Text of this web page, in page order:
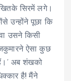
सिरमें लगे।
उन्होंने पूछा कि
उसने किसी
ऐसा कुछ
अब शंखको
है! मैंने